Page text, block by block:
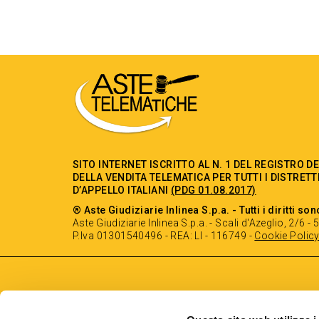
SITO INTERNET ISCRITTO AL N. 1 DEL REGISTRO
DELLA VENDITA TELEMATICA PER TUTTI I
D’APPELLO ITALIANI (PDG 01.08.2017)
® Aste Giudiziarie Inlinea S.p.a. - Tutti i diritti
Aste Giudiziarie Inlinea S.p.a. - Scali d'Azeglio, 2/6 -
P.Iva 01301540496 - REA: LI - 116749 - Cookie Policy